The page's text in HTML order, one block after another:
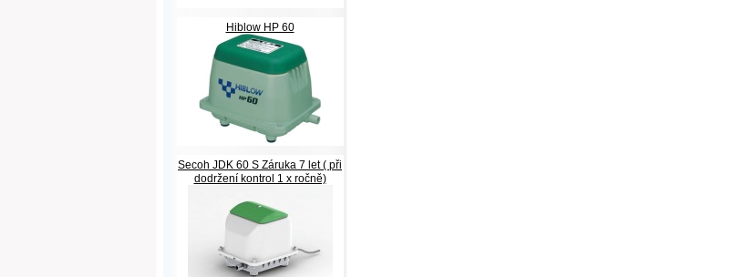
Hiblow HP 60
Secoh JDK 60 S Záruka 7 let ( při
dodržení kontrol 1 x ročně)